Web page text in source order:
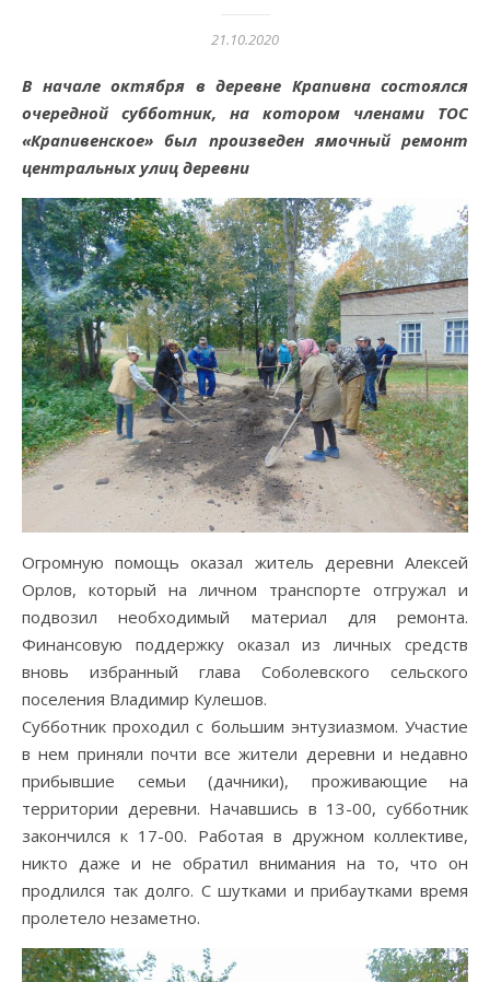
21.10.2020
В начале октября в деревне Крапивна состоялся
очередной субботник, на котором членами ТОС
«Крапивенское» был произведен ямочный ремонт
центральных улиц деревни
Огромную помощь оказал житель деревни Алексей
Орлов, который на личном транспорте отгружал и
подвозил необходимый материал для ремонта.
Финансовую поддержку оказал из личных средств
вновь избранный глава Соболевского сельского
поселения Владимир Кулешов.
Субботник проходил с большим энтузиазмом. Участие
в нем приняли почти все жители деревни и недавно
прибывшие семьи (дачники), проживающие на
территории деревни. Начавшись в 13-00, субботник
закончился к 17-00. Работая в дружном коллективе,
никто даже и не обратил внимания на то, что он
продлился так долго. С шутками и прибаутками время
пролетело незаметно.